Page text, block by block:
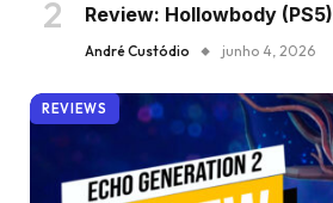
Review: Hollowbody (PS5)
André Custódio junho 4, 2026
REVIEWS